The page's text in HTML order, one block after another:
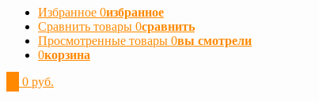
Избранное 0избранное
Сравнить товары 0сравнить
Просмотренные товары 0вы смотрели
0корзина
0 руб.